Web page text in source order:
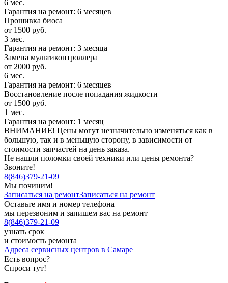
6 мес.
Гарантия на ремонт: 6 месяцев
Прошивка биоса
от 1500 руб.
3 мес.
Гарантия на ремонт: 3 месяца
Замена мультиконтроллера
от 2000 руб.
6 мес.
Гарантия на ремонт: 6 месяцев
Восстановление после попадания жидкости
от 1500 руб.
1 мес.
Гарантия на ремонт: 1 месяц
ВНИМАНИЕ! Цены могут незначительно изменяться как в
большую, так и в меньшую сторону, в зависимости от
стоимости запчастей на день заказа.
Не нашли поломки своей техники или цены ремонта?
Звоните!
8(846)379-21-09
Мы починим!
Записаться на ремонтЗаписаться на ремонт
Оставьте имя и номер телефона
мы перезвоним и запишем вас на ремонт
8(846)379-21-09
узнать срок
и стоимость ремонта
Адреса сервисных центров в Самаре
Есть вопрос?
Спроси тут!